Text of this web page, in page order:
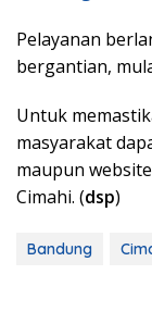
Pelayanan
bergantian,
Untuk
masyarakat
maupun
Cimahi. (dsp)
Bandung